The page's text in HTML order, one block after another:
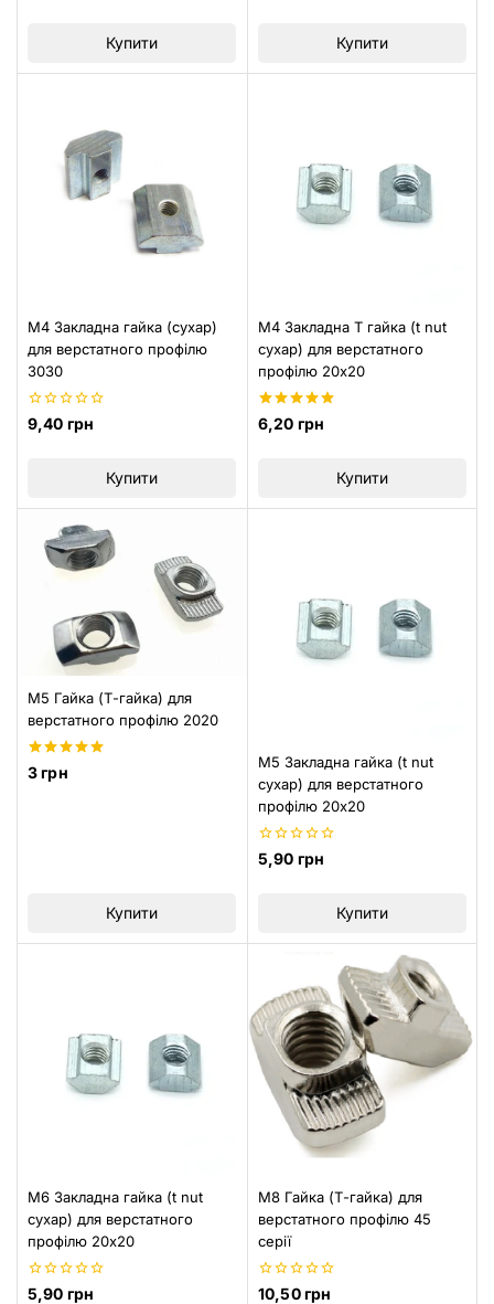
Купити Купити
M4 Закладна гайка (сухар)
для верстатного профілю
3030
0
9,40 грн
Купити
M4 Закладна Т гайка (t nut
сухар) для верстатного
профілю 20х20
5.00
з 5
6,20 грн
Купити
M5 Гайка (Т-гайка) для
верстатного профілю 2020
5.00
з 5
3грн
Купити
M5 Закладна гайка (t nut
сухар) для верстатного
профілю 20х20
0
з
5,90 грн
Купити
M6 Закладна гайка (t nut
сухар) для верстатного
профілю 20х20
0
5,90 грн
M8 Гайка (Т-гайка) для
верстатного профілю 45
серії
0
10,50грн